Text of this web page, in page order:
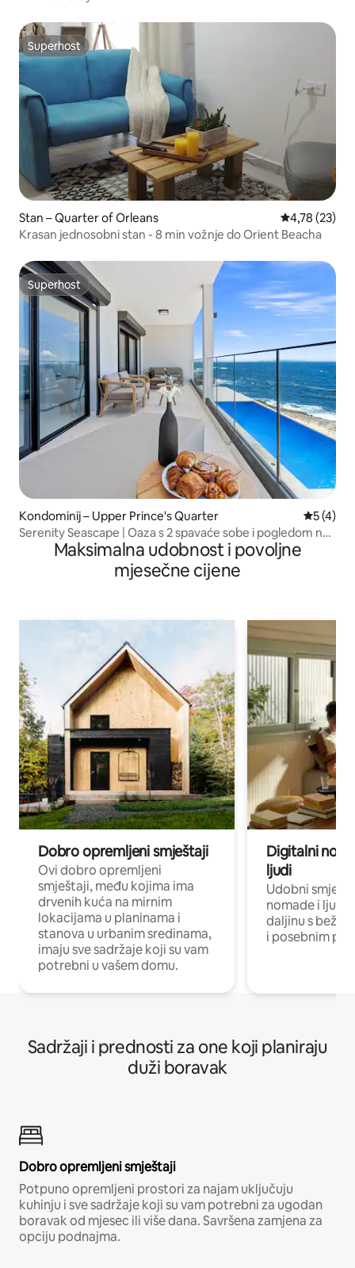
Superhost
Superhost
Stan – Quarter of Orleans Prosječna
4,78 (23)
Krasan jednosobni stan - 8 min vožnje do Orient Beacha
Superhost
Superhost
Kondominij – Upper Prince's Quarter
5 (4)
Serenity Seascape | Oaza s 2 spavaće sobe i pogledom na
ocean od 270°
Maksimalna udobnost i povoljne
mjesečne cijene
Dobro opremljeni smještaji
Ovi dobro opremljeni
smještaji, među kojima ima
drvenih kuća na mirnim
lokacijama u planinama i
stanova u urbanim sredinama,
imaju sve sadržaje koji su vam
potrebni u vašem domu.
Digitalni
ljudi
Udobni
nomade i ljude
daljinu s
i posebnim
Sadržaji i prednosti za one koji planiraju
duži boravak
Dobro opremljeni smještaji
Potpuno opremljeni prostori za najam uključuju
kuhinju i sve sadržaje koji su vam potrebni za ugodan
boravak od mjesec ili više dana. Savršena zamjena za
opciju podnajma.